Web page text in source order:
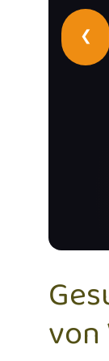
❮
von